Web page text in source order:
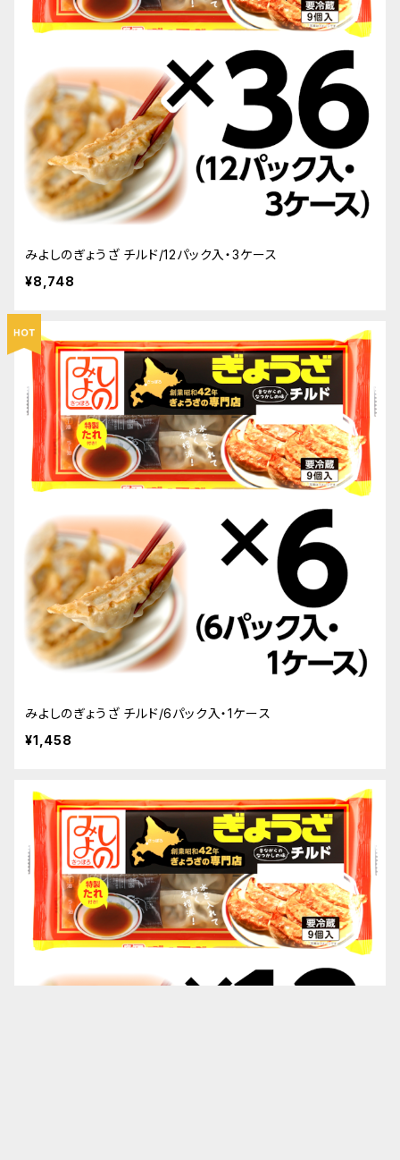
みよしのぎょうざ チルド/12パック入・3ケース
¥8,748
みよしのぎょうざ チルド/6パック入・1ケース
¥1,458